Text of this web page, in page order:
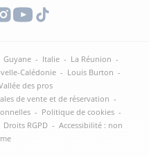
Guyane - Italie - La Réunion -
Calédonie - Louis Burton -
des pros
de vente et de réservation -
- Politique de cookies -
Droits RGPD - Accessibilité : non